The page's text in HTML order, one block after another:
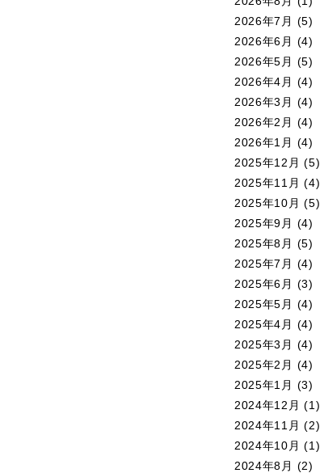
2026年7月 (5)
2026年6月 (4)
2026年5月 (5)
2026年4月 (4)
2026年3月 (4)
2026年2月 (4)
2026年1月 (4)
2025年12月 (5)
2025年11月 (4)
2025年10月 (5)
2025年9月 (4)
2025年8月 (5)
2025年7月 (4)
2025年6月 (3)
2025年5月 (4)
2025年4月 (4)
2025年3月 (4)
2025年2月 (4)
2025年1月 (3)
2024年12月 (1)
2024年11月 (2)
2024年10月 (1)
2024年8月 (2)